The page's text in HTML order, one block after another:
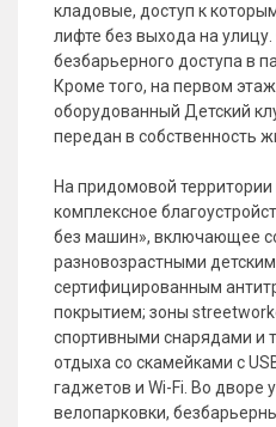
кладовые, доступ к
лифте без выхода на
безбарьерного доступа в
Кроме того, на первом
оборудованный Детский
передан в собственность
На придомовой
комплексное
без машин», включающее
разновозрастными
сертифицированным
покрытием; зоны
спортивными снарядами и
отдыха со скамейками с
гаджетов и Wi-Fi. Во дворе
велопарковки,